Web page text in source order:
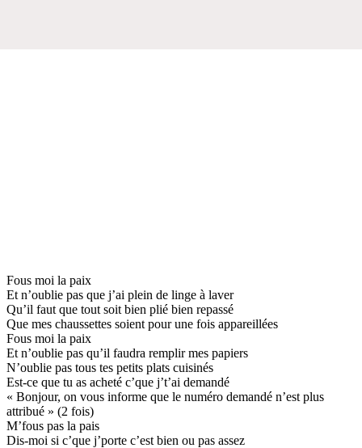
Fous moi la paix
Et n’oublie pas que j’ai plein de linge à laver
Qu’il faut que tout soit bien plié bien repassé
Que mes chaussettes soient pour une fois appareillées
Fous moi la paix
Et n’oublie pas qu’il faudra remplir mes papiers
N’oublie pas tous tes petits plats cuisinés
Est-ce que tu as acheté c’que j’t’ai demandé
« Bonjour, on vous informe que le numéro demandé n’est plus
attribué » (2 fois)
M’fous pas la pais
Dis-moi si c’que j’porte c’est bien ou pas assez